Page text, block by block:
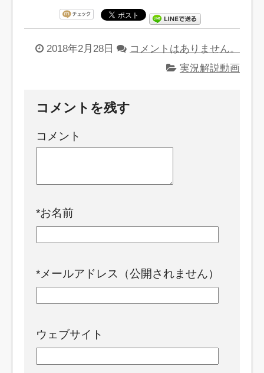
2018年2月28日
コメントはありません。
実況解説動画
コメントを残す
コメント
*お名前
*メールアドレス（公開されません）
ウェブサイト